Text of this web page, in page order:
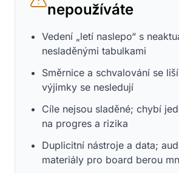
nepoužíváte
Vedení „letí naslepo“ s
nesladěnými tabulkami
Směrnice a schvalování se
výjimky se nesledují
Cíle nejsou sladěné; chybí
na progres a rizika
Duplicitní nástroje a data;
materiály pro board berou